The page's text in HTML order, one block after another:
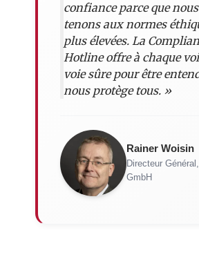
confiance parce que
tenons aux normes
plus élevées. La
Hotline offre à chaque
voie sûre pour être
nous protège tous. »
Rainer Woisin
Directeur
GmbH